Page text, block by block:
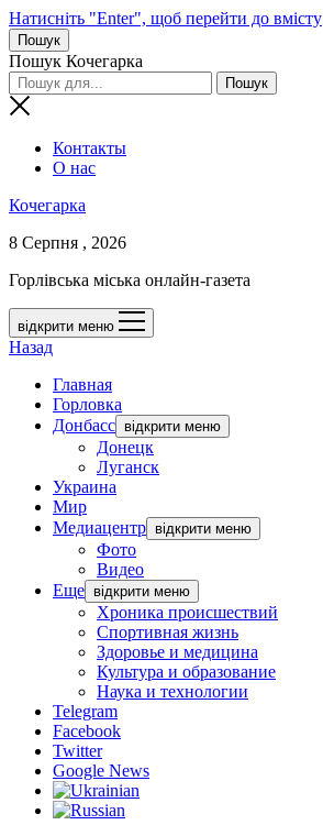
Натисніть "Enter", щоб перейти до вмісту
Пошук
Пошук Кочегарка
Контакты
О нас
Кочегарка
8 Серпня , 2026
Горлівська міська онлайн-газета
відкрити меню
Назад
Главная
Горловка
Донбасс відкрити меню
Донецк
Луганск
Украина
Мир
Медиацентр відкрити меню
Фото
Видео
Еще відкрити меню
Хроника происшествий
Спортивная жизнь
Здоровье и медицина
Культура и образование
Наука и технологии
Telegram
Facebook
Twitter
Google News